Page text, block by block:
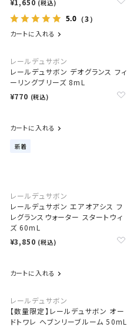
¥1,650 (税込)
5.0 （3）
カートに入れる
レールデュサボン
レールデュサボン デオグランス フィ
ーリングブリーズ 8mL
¥770 (税込)
カートに入れる
新着
レールデュサボン
レールデュサボン エアオアシス フ
レグランスウォーター スタートウィ
ズ 60mL
¥3,850 (税込)
カートに入れる
レールデュサボン
【数量限定】レールデュサボン オー
ドトワレ ヘブンリーブルーム 50mL